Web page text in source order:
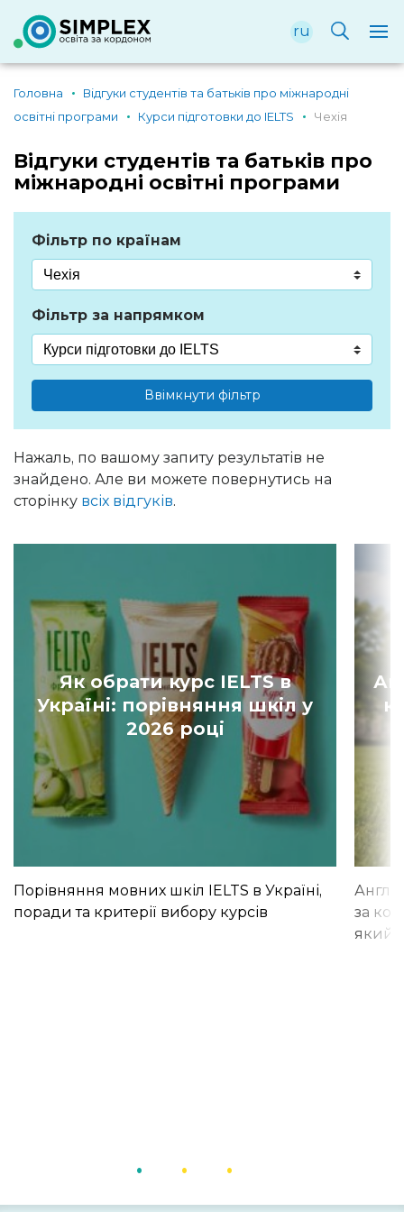
ru
Головна
Відгуки студентів та батьків про міжнародні
освітні програми
Курси підготовки до IELTS Чехія
Відгуки студентів та батьків про
міжнародні освітні програми
Фільтр по країнам
Фільтр за напрямком
Ввімкнути фільтр
Нажаль, по вашому запиту результатів не
знайдено. Але ви можете повернутись на
сторінку всіх відгуків.
Як обрати курс IELTS в
Україні: порівняння шкіл у
2026 році
Порівняння мовних шкіл IELTS в Україні,
поради та критерії вибору курсів
за
який